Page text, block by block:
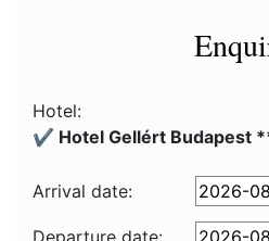
Hotel:
✔️ Hotel Gellért Budapest
Arrival date:
Departure date: